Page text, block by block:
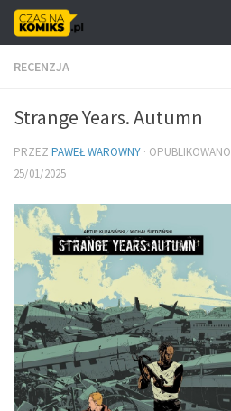
Skip to content
RECENZJA
Strange Years. Autumn
PRZEZ PAWEŁ WAROWNY · OPUBLIKOWANO
25/01/2025